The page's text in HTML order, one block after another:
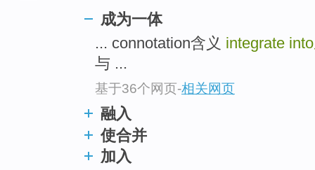
成为一体
... connotation含义 integrate into
与 ...
基于36个网页-相关网页
融入
使合并
加入